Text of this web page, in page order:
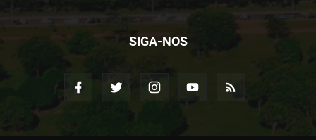
SIGA-NOS